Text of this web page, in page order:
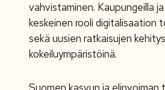
vahvistaminen. Kaupungeilla
keskeinen rooli digitalisaation
sekä uusien ratkaisujen
kokeiluympäristöinä.